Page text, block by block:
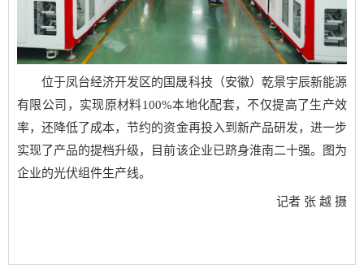
位于凤台经济开发区的国晟科技（安徽）乾景宇辰新能源
有限公司，实现原材料100%本地化配套，不仅提高了生产效
率，还降低了成本，节约的资金再投入到新产品研发，进一步
实现了产品的提档升级，目前该企业已跻身淮南二十强。图为
企业的光伏组件生产线。
记者 张 越 摄